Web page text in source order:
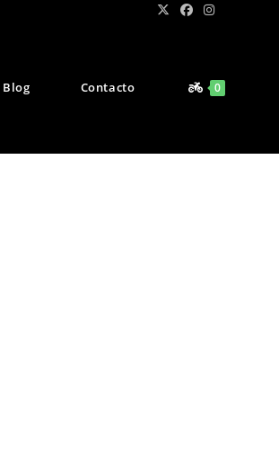
Blog Contacto 0